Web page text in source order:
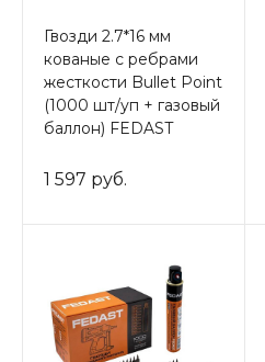
Гвозди 2.7*16 мм
кованые с ребрами
жесткости Bullet Point
(1000 шт/уп + газовый
баллон) FEDAST
1 597 руб.